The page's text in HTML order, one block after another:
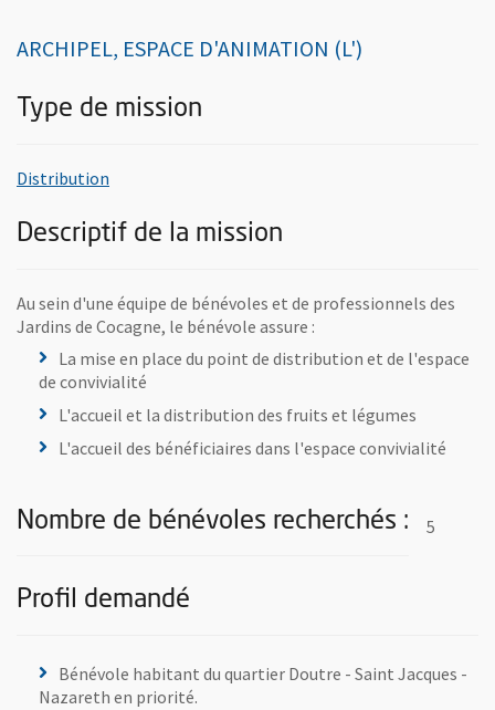
ARCHIPEL, ESPACE D'ANIMATION (L')
Type de mission
Distribution
Descriptif de la mission
Au sein d'une équipe de bénévoles et de professionnels des
Jardins de Cocagne, le bénévole assure :
La mise en place du point de distribution et de l'espace
de convivialité
L'accueil et la distribution des fruits et légumes
L'accueil des bénéficiaires dans l'espace convivialité
Nombre de bénévoles recherchés : 5
Profil demandé
Bénévole habitant du quartier Doutre - Saint Jacques -
Nazareth en priorité.